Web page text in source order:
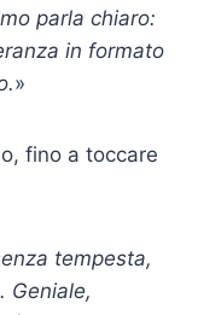
parla chiaro:
in formato
»
fino a toccare
tempesta,
Geniale,